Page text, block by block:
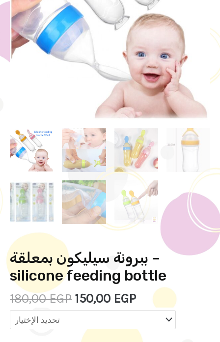
ببرونة سيليكون بمعلقة –
silicone feeding bottle
180,00EGP 150,00 EGP
bottle
quantity